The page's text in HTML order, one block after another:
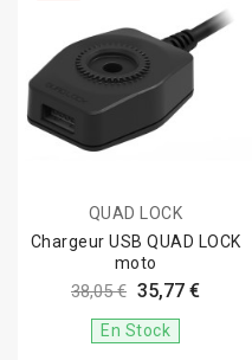
QUAD LOCK
Chargeur USB QUAD LOCK
moto
38,05 € 35,77 €
En Stock